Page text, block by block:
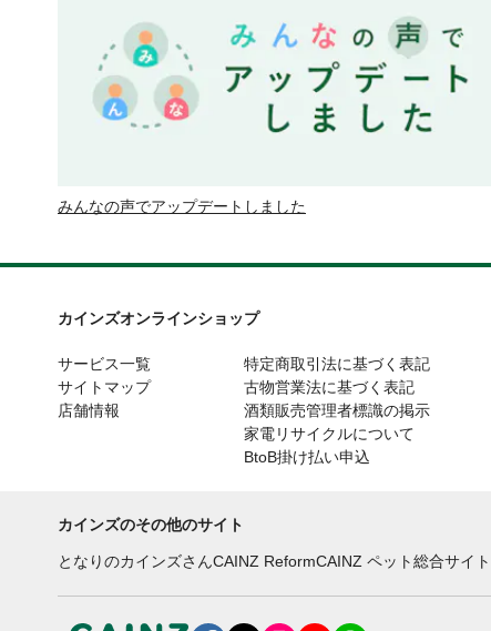
みんなの声でアップデートしました
カインズオンラインショップ
サービス一覧
サイトマップ
店舗情報
特定商取引法に基づく表記
古物営業法に基づく表記
酒類販売管理者標識の掲示
家電リサイクルについて
BtoB掛け払い申込
カインズのその他のサイト
となりのカインズさんCAINZ ReformCAINZ ペット総合サイト